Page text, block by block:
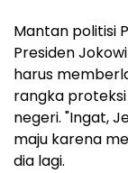
Mantan politisi
Presiden
harus
rangka
negeri. "Ingat,
maju karena
dia lagi.